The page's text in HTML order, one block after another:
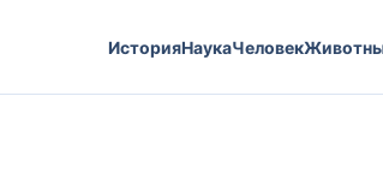
ИсторияНаукаЧеловек